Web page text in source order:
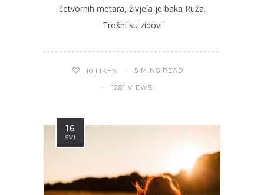
četvornih metara, živjela je baka Ruža.
Trošni su zidovi
10 LIKES 5 MINS READ
1281 VIEWS
16
SVI